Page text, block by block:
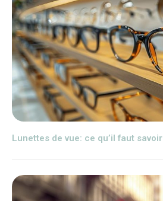
Lunettes de vue: ce qu’il faut savoir